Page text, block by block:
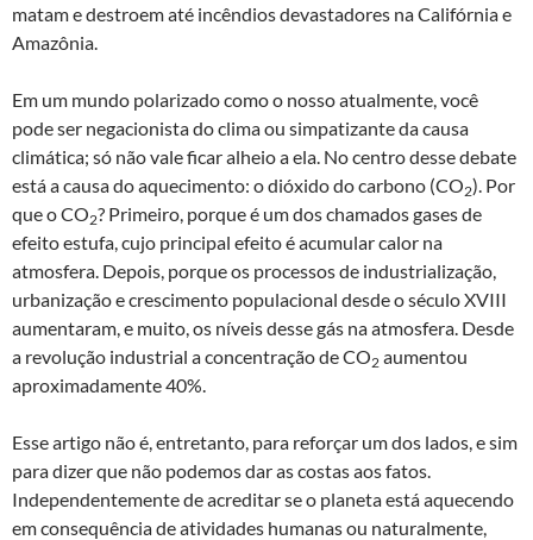
matam e destroem até incêndios devastadores na Califórnia e
Amazônia.
Em um mundo polarizado como o nosso atualmente, você
pode ser negacionista do clima ou simpatizante da causa
climática; só não vale ficar alheio a ela. No centro desse debate
está a causa do aquecimento: o dióxido do carbono (CO2). Por
que o CO2? Primeiro, porque é um dos chamados gases de
efeito estufa, cujo principal efeito é acumular calor na
atmosfera. Depois, porque os processos de industrialização,
urbanização e crescimento populacional desde o século XVIII
aumentaram, e muito, os níveis desse gás na atmosfera. Desde
a revolução industrial a concentração de CO2 aumentou
aproximadamente 40%.
Esse artigo não é, entretanto, para reforçar um dos lados, e sim
para dizer que não podemos dar as costas aos fatos.
Independentemente de acreditar se o planeta está aquecendo
em consequência de atividades humanas ou naturalmente,